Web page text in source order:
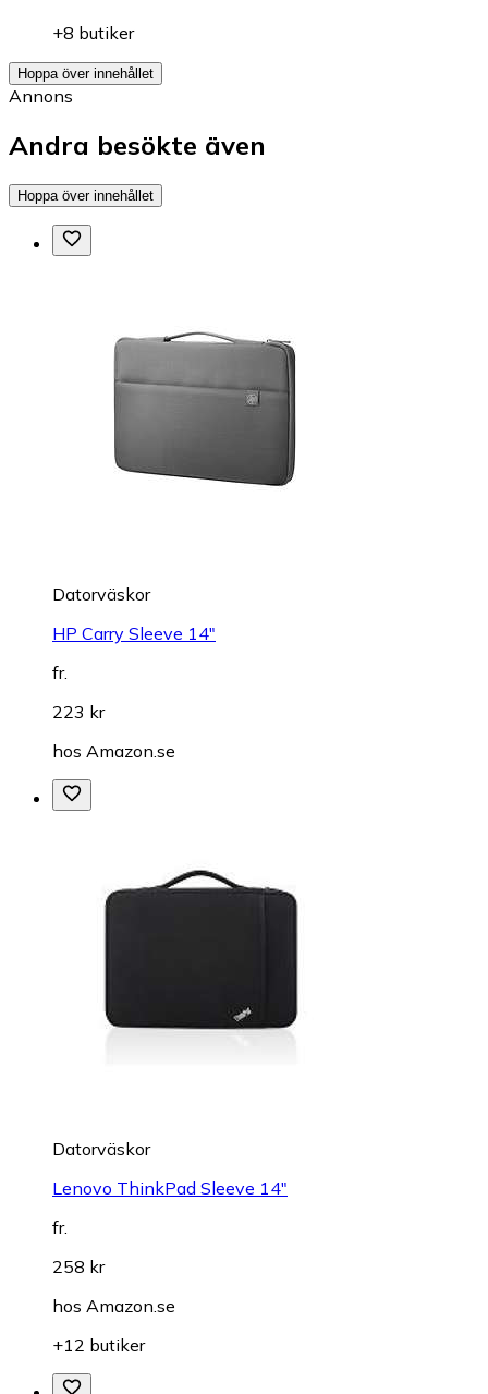
+8 butiker
Hoppa över innehållet
Annons
Andra besökte även
Hoppa över innehållet
Datorväskor
HP Carry Sleeve 14"
fr.
223 kr
hos Amazon.se
Datorväskor
Lenovo ThinkPad Sleeve 14"
fr.
258 kr
hos Amazon.se
+12 butiker